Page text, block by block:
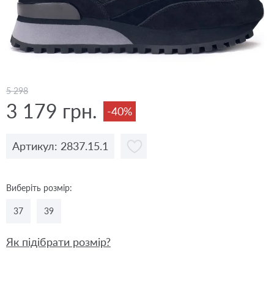
5 298
3 179 грн. -40%
Артикул: 2837.15.1
Виберіть розмір:
37 39
Як підібрати розмір?